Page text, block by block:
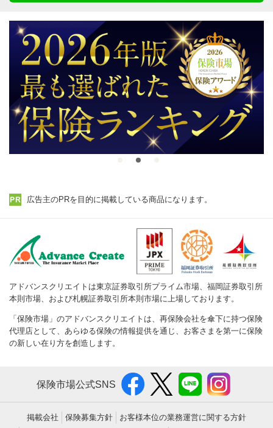
広告主のPRを目的に掲載している商品になります。
アドバンスクリエイトは東京証券取引所プライム市場、福岡証券取引所
本則市場、および札幌証券取引所本則市場に上場しております。
「保険市場」のアドバンスクリエイトは、再保険会社を傘下に持つ保険
代理店として、あらゆる保険の情報提供を通じ、お客さまを第一に保険
の新しい在り方を創造します。
保険市場公式SNS
掲載会社 保険募集方針 お客様本位の業務運営に関する方針